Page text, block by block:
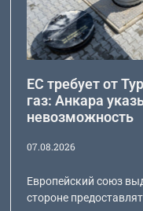
ЕС требует от
газ: Анкара
невозможность
07.08.2026
Европейский союз
стороне